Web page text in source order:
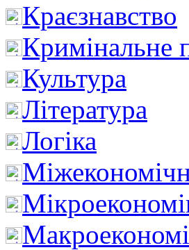
Краєзнавство
Кримінальне
Культура
Література
Логіка